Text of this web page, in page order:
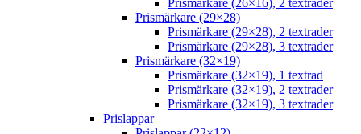
Prismärkare (26×16), 2 textrader
Prismärkare (29×28)
Prismärkare (29×28), 2 textrader
Prismärkare (29×28), 3 textrader
Prismärkare (32×19)
Prismärkare (32×19), 1 textrad
Prismärkare (32×19), 2 textrader
Prismärkare (32×19), 3 textrader
Prislappar